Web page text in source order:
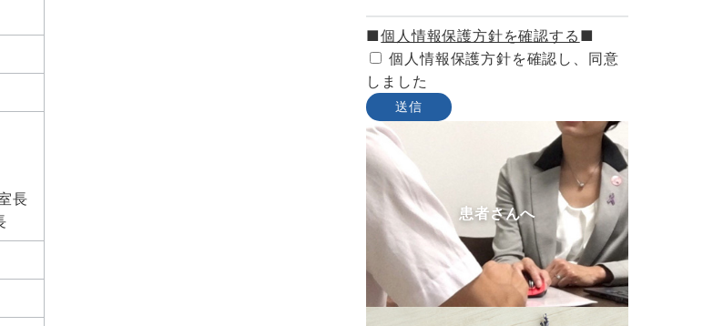
長
■個人情報保護方針を確認する ■
個人情報保護方針を確認し、同意
しました
患者さんへ